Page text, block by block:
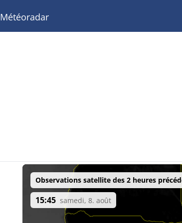
Météoradar
Observations satellite des 2 heures
15:45 samedi, 8. août